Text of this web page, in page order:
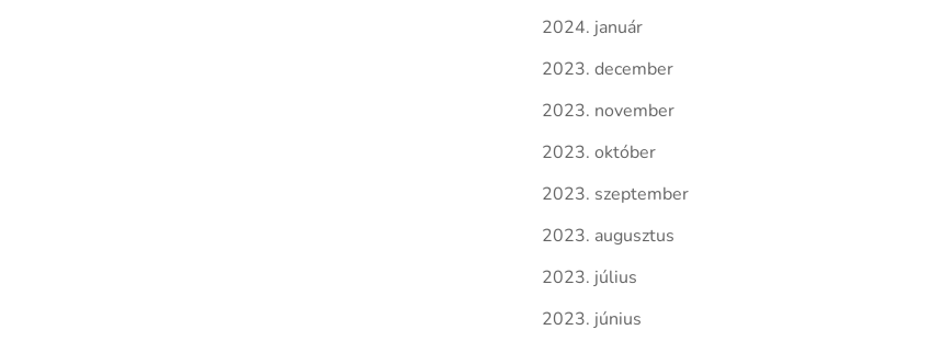
2024. január
2023. december
2023. november
2023. október
2023. szeptember
2023. augusztus
2023. július
2023. június